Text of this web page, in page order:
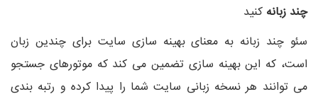
چند زبانه کنید
سئو چند زبانه به معنای بهینه سازی سایت برای چندین زبان
است، که این بهینه سازی تضمین می کند که موتورهای جستجو
می توانند هر نسخه زبانی سایت شما را پیدا کرده و رتبه بندی